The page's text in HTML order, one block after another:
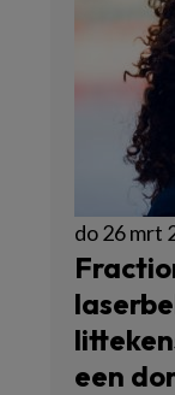
do 26 mrt
een